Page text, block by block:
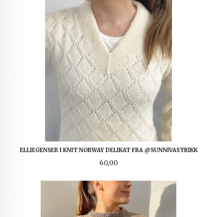
ELLIEGENSER I KNIT NORWAY DELIKAT FRA @SUNNIVASTRIKK
Pris
60,00